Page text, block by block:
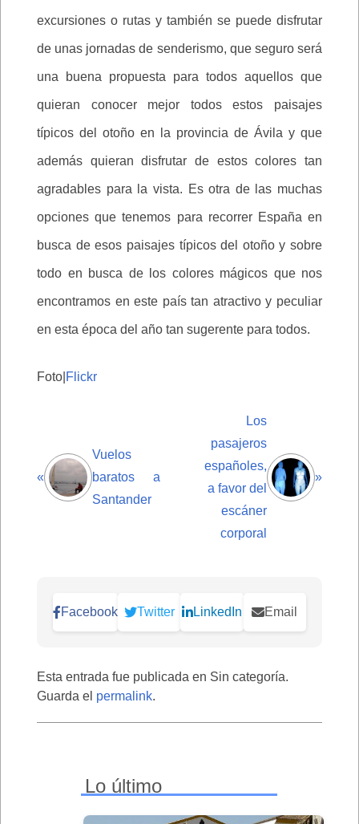
excursiones o rutas y también se puede disfrutar
de unas jornadas de senderismo, que seguro será
una buena propuesta para todos aquellos que
quieran conocer mejor todos estos paisajes
típicos del otoño en la provincia de Ávila y que
además quieran disfrutar de estos colores tan
agradables para la vista. Es otra de las muchas
opciones que tenemos para recorrer España en
busca de esos paisajes típicos del otoño y sobre
todo en busca de los colores mágicos que nos
encontramos en este país tan atractivo y peculiar
en esta época del año tan sugerente para todos.
Foto| Flickr
«
Vuelos
baratos a
Santander
Los
pasajeros
españoles,
a favor del
escáner
corporal
»
Facebook Twitter LinkedIn Email
Esta entrada fue publicada en Sin categoría.
Guarda el permalink.
Lo último